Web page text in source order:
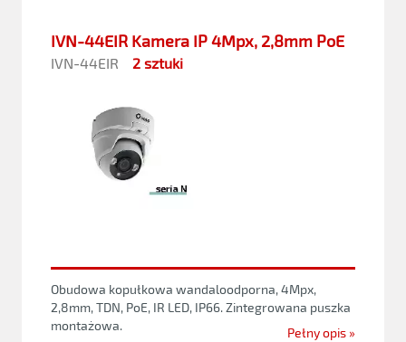
IVN-44EIR Kamera IP 4Mpx, 2,8mm PoE
IVN-44EIR 2 sztuki
Obudowa kopułkowa wandaloodporna, 4Mpx,
2,8mm, TDN, PoE, IR LED, IP66. Zintegrowana puszka
montażowa.
Pełny opis »